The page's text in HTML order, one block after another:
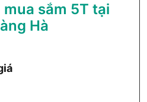
sắm 5T tại
Hà